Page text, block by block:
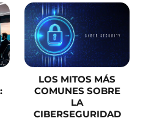
LOS MITOS MÁS
COMUNES SOBRE
LA
CIBERSEGURIDAD